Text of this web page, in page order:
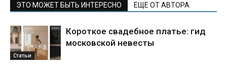
ЭТО МОЖЕТ БЫТЬ ИНТЕРЕСНО ЕЩЕ ОТ АВТОРА
Статьи
Короткое свадебное платье: гид
московской невесты